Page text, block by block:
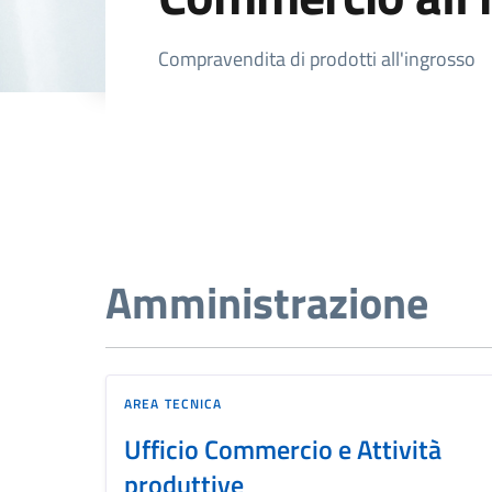
Dettagli della
Compravendita di prodotti all'ingrosso
Amministrazione
AREA TECNICA
Ufficio Commercio e Attività